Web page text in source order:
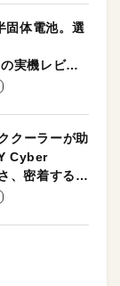
固体電池。選
実機レビュ
クーラーが助
Cyber
、密着する冷
がグッド！